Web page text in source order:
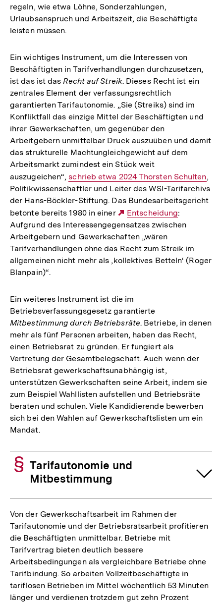
regeln, wie etwa Löhne, Sonderzahlungen,
Urlaubsanspruch und Arbeitszeit, die Beschäftigte
leisten müssen.
Ein wichtiges Instrument, um die Interessen von
Beschäftigten in Tarifverhandlungen durchzusetzen,
ist das ist dasRecht auf Streik. Dieses Recht ist ein
zentrales Element der verfassungsrechtlich
garantierten Tarifautonomie. „Sie (Streiks) sind im
Konfliktfall das einzige Mittel der Beschäftigten und
ihrer Gewerkschaften, um gegenüber den
Arbeitgebern unmittelbar Druck auszuüben und damit
das strukturelle Machtungleichgewicht auf dem
Arbeitsmarkt zumindest ein Stück weit
auszugeichen“,Interner
Link:
schrieb etwa 2024 Thorsten Schulten,
Politikwissenschaftler und Leiter des WSI-Tarifarchivs
der Hans-Böckler-Stiftung. Das Bundesarbeitsgericht
betonte bereits 1980 in einer
Externer
Link:
Entscheidung:
Aufgrund des Interessengegensatzes zwischen
Arbeitgebern und Gewerkschaften „wären
Tarifverhandlungen ohne das Recht zum Streik im
allgemeinen nicht mehr als ,kollektives Betteln‘ (Roger
Blanpain)“.
Ein weiteres Instrument ist die im
Betriebsverfassungsgesetz garantierte
Mitbestimmung durch Betriebsräte. Betriebe, in denen
mehr als fünf Personen arbeiten, haben das Recht,
einen Betriebsrat zu gründen. Er fungiert als
Vertretung der Gesamtbelegschaft. Auch wenn der
Betriebsrat gewerkschaftsunabhängig ist,
unterstützen Gewerkschaften seine Arbeit, indem sie
zum Beispiel Wahllisten aufstellen und Betriebsräte
beraten und schulen. Viele Kandidierende bewerben
sich bei den Wahlen auf Gewerkschaftslisten um ein
Mandat.
Tarifautonomie und
Mitbestimmung
Von der Gewerkschaftsarbeit im Rahmen der
Tarifautonomie und der Betriebsratsarbeit profitieren
die Beschäftigten unmittelbar. Betriebe mit
Tarifvertrag bieten deutlich bessere
Arbeitsbedingungen als vergleichbare Betriebe ohne
Tarifbindung. So arbeiten Vollzeitbeschäftigte in
tariflosen Betrieben im Mittel wöchentlich 53 Minuten
länger und verdienen trotzdem gut zehn Prozent